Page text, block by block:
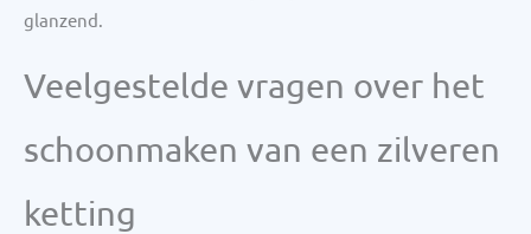
glanzend.
Veelgestelde vragen over het
schoonmaken van een zilveren
ketting